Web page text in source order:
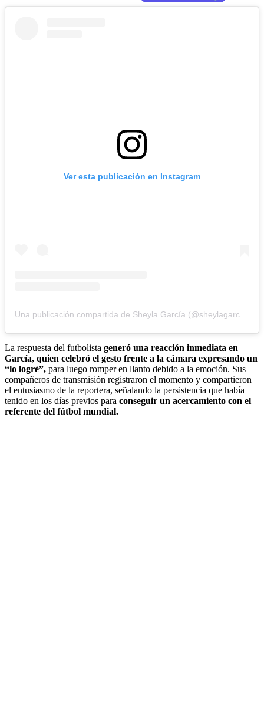
Ver esta publicación en Instagram
La respuesta del futbolista generó una reacción inmediata en
García, quien celebró el gesto frente a la cámara expresando un
“lo logré”, para luego romper en llanto debido a la emoción. Sus
compañeros de transmisión registraron el momento y compartieron
el entusiasmo de la reportera, señalando la persistencia que había
tenido en los días previos para conseguir un acercamiento con el
referente del fútbol mundial.